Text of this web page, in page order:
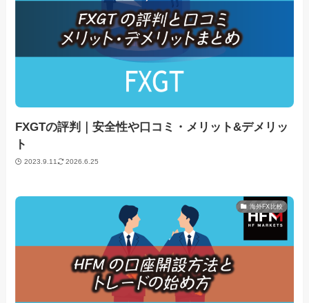
FXGTの評判｜安全性や口コミ・メリット&デメリッ
ト
2023.9.11 2026.6.25
海外FX比較